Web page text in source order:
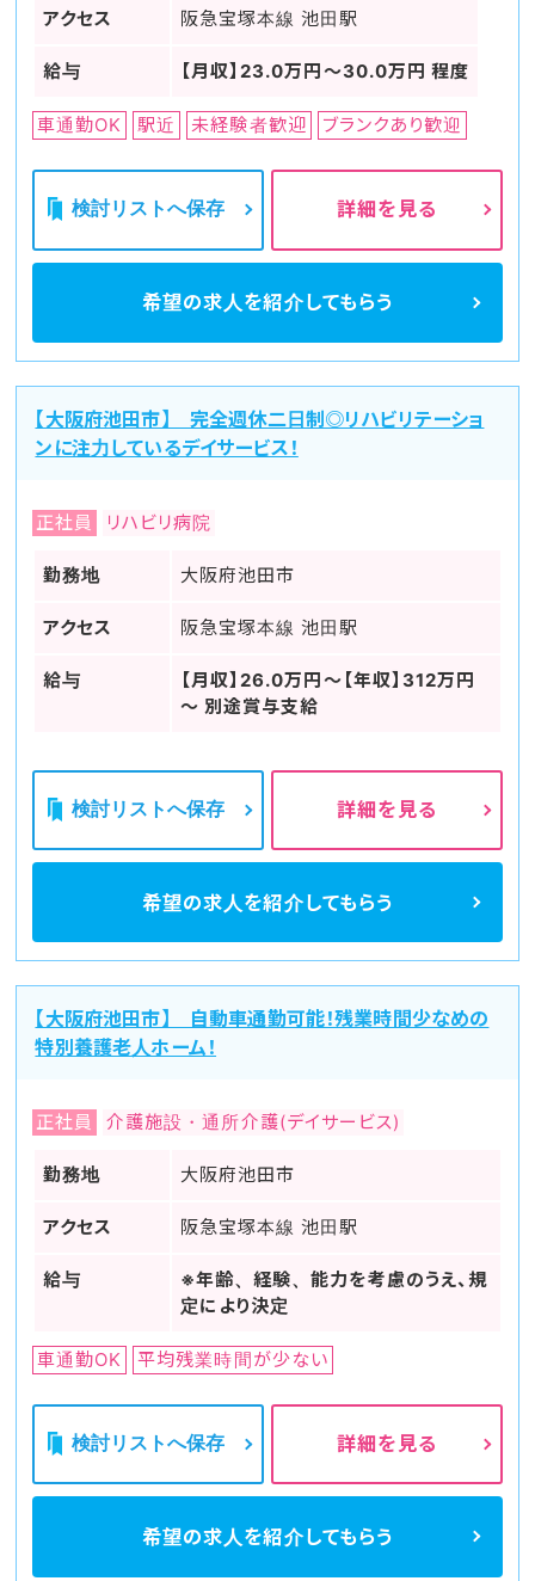
アクセス 阪急宝塚本線 池田駅
給与 【月収】23.0万円～30.0万円 程度
車通勤OK 駅近 未経験者歓迎 ブランクあり歓迎
検討リストへ保存 詳細を見る
希望の求人を紹介してもらう
【大阪府池田市】 完全週休二日制◎リハビリテーショ
ンに注力しているデイサービス！
正社員 リハビリ病院
勤務地 大阪府池田市
アクセス 阪急宝塚本線 池田駅
給与
【月収】26.0万円～【年収】312万円
～ 別途賞与支給
検討リストへ保存 詳細を見る
希望の求人を紹介してもらう
【大阪府池田市】 自動車通勤可能！残業時間少なめの
特別養護老人ホーム！
正社員 介護施設・通所介護(デイサービス)
勤務地 大阪府池田市
アクセス 阪急宝塚本線 池田駅
給与
※年齢、経験、能力を考慮のうえ、規
定により決定
車通勤OK 平均残業時間が少ない
検討リストへ保存 詳細を見る
希望の求人を紹介してもらう